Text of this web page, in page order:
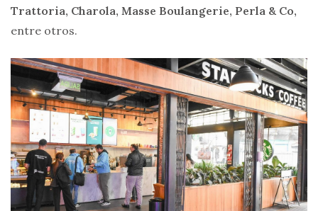
Trattoria, Charola, Masse Boulangerie, Perla & Co,
entre otros.